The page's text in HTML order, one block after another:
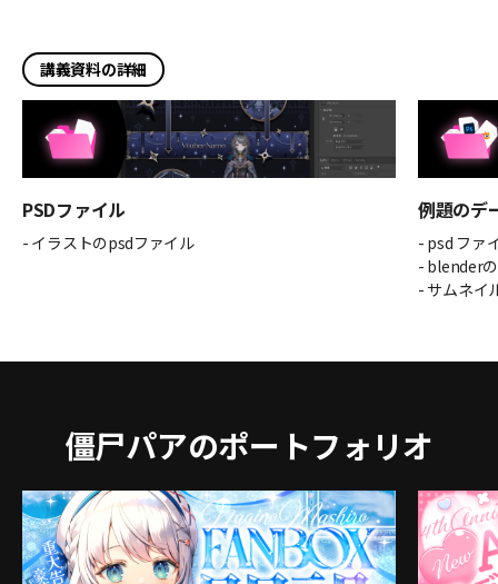
講義資料の詳細
PSDファイル
- イラストのpsdファイル
例題のデ
- psd ファ
- blender
- サムネイ
僵尸パアのポートフォリオ